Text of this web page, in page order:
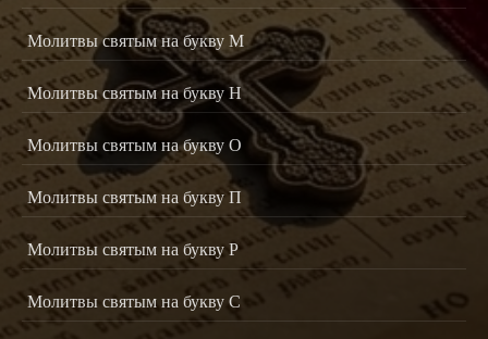
Молитвы святым на букву М
Молитвы святым на букву Н
Молитвы святым на букву О
Молитвы святым на букву П
Молитвы святым на букву Р
Молитвы святым на букву С